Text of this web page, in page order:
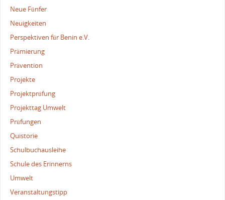
Neue Fünfer
Neuigkeiten
Perspektiven für Benin e.V.
Prämierung
Prävention
Projekte
Projektprüfung
Projekttag Umwelt
Prüfungen
Quistorie
Schulbuchausleihe
Schule des Erinnerns
Umwelt
Veranstaltungstipp